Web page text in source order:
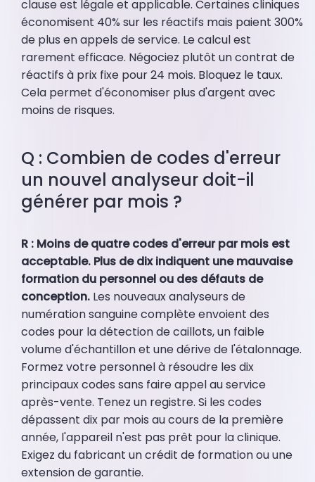
clause est légale et applicable. Certaines cliniques
économisent 40% sur les réactifs mais paient 300%
de plus en appels de service. Le calcul est
rarement efficace. Négociez plutôt un contrat de
réactifs à prix fixe pour 24 mois. Bloquez le taux.
Cela permet d'économiser plus d'argent avec
moins de risques.
Q : Combien de codes d'erreur
un nouvel analyseur doit-il
générer par mois ?
R : Moins de quatre codes d'erreur par mois est
acceptable. Plus de dix indiquent une mauvaise
formation du personnel ou des défauts de
conception. Les nouveaux analyseurs de
numération sanguine complète envoient des
codes pour la détection de caillots, un faible
volume d'échantillon et une dérive de l'étalonnage.
Formez votre personnel à résoudre les dix
principaux codes sans faire appel au service
après-vente. Tenez un registre. Si les codes
dépassent dix par mois au cours de la première
année, l'appareil n'est pas prêt pour la clinique.
Exigez du fabricant un crédit de formation ou une
extension de garantie.